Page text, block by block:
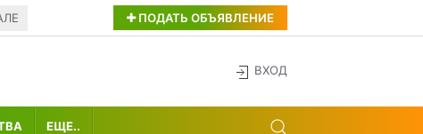
ПОДАТЬ ОБЪЯВЛЕНИЕ
ВХОД
ЕЩЕ..